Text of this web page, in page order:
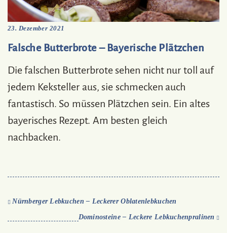
23. Dezember 2021
Falsche Butterbrote – Bayerische Plätzchen
Die falschen Butterbrote sehen nicht nur toll auf
jedem Keksteller aus, sie schmecken auch
fantastisch. So müssen Plätzchen sein. Ein altes
bayerisches Rezept. Am besten gleich
nachbacken.
Nürnberger Lebkuchen – Leckerer Oblatenlebkuchen
Dominosteine – Leckere Lebkuchenpralinen